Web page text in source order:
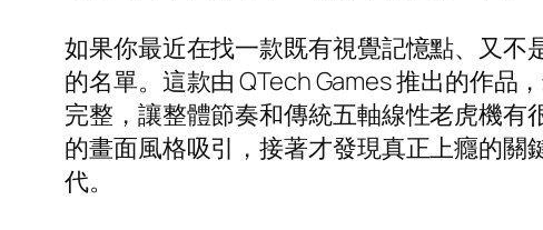
如果你最近在找一款既有視覺記憶點、又不
的名單。這款由 QTech Games 推出的作品
完整，讓整體節奏和傳統五軸線性老虎機
的畫面風格吸引，接著才發現真正上癮的
代。